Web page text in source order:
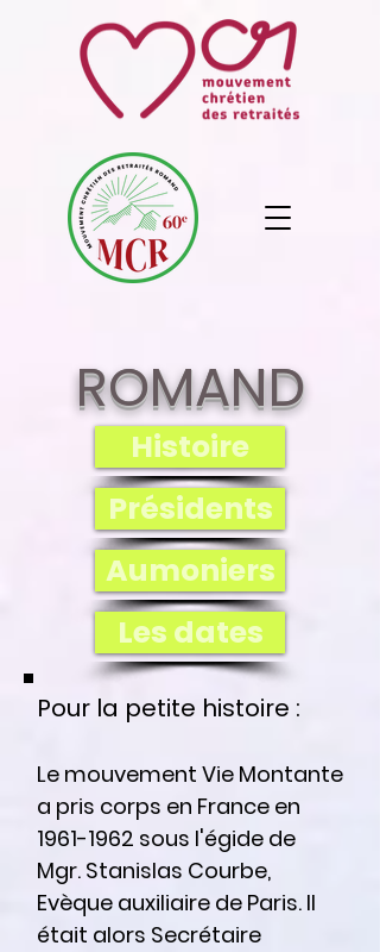
ROMAND
Histoire
Présidents
Aumoniers
Les dates
Pour la petite histoire :
Le mouvement Vie Montante
a pris corps en France en
1961-1962 sous l'égide de
Mgr. Stanislas Courbe,
Evèque auxiliaire de Paris. Il
était alors Secrétaire